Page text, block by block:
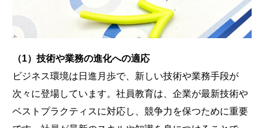
（1）技術や業務の進化への適応
ビジネス環境は日進月歩で、新しい技術や業務手段が
次々に登場しています。社員教育は、企業が最新技術や
ベストプラクティスに対応し、競争力を保つために重要